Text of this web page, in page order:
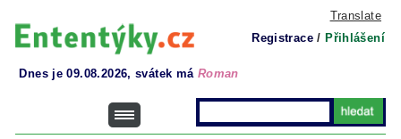
Translate
Registrace / Přihlášení
Dnes je 09.08.2026, svátek má Roman